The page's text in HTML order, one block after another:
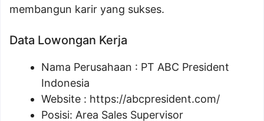
membangun karir yang sukses.
Data Lowongan Kerja
Nama Perusahaan : PT ABC President
Indonesia
Website : https://abcpresident.com/
Posisi: Area Sales Supervisor